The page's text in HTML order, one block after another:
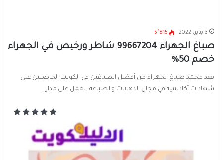
3 يناير، 2022 5٬815
صباغ الجهراء 99667204 شاطر ورخيص في الجهراء
خصم 50%
يعد محمد صباغ الجهراء من أفضل الصباغين في الكويت الحاصلين على
شهادات أكاديمية في مجال الدهانات والصباغة، يعمل على مدار…